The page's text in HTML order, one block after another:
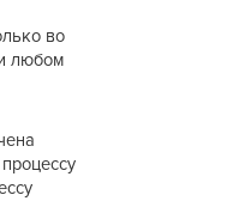
во
любом